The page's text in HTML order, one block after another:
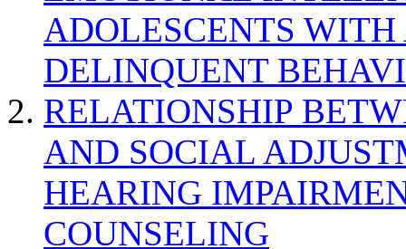
ADOLESCENTS
DELINQUENT
RELATIONSHIP
AND SOCIAL
HEARING
COUNSELING